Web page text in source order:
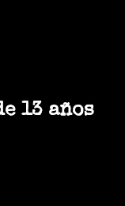
13 años